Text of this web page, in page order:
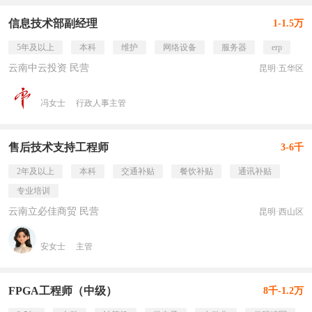
信息技术部副经理 1-1.5万
5年及以上 本科 维护 网络设备 服务器 erp
云南中云投资 民营 昆明·五华区
冯女士 行政人事主管
售后技术支持工程师 3-6千
2年及以上 本科 交通补贴 餐饮补贴
通讯补贴
专业培训
云南立必佳商贸 民营 昆明·西山区
安女士 主管
FPGA工程师（中级） 8千-1.2万